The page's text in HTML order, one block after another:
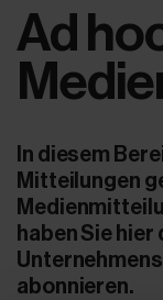
Ad
In diesem
Mitteilungen
haben Sie
abonnieren.